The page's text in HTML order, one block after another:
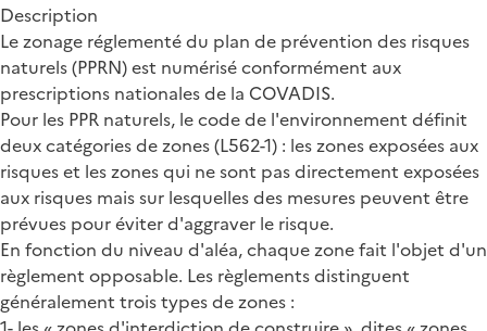
Description
Le zonage réglementé du plan de prévention des risques
naturels (PPRN) est numérisé conformément aux
prescriptions nationales de la COVADIS.
Pour les PPR naturels, le code de l'environnement définit
deux catégories de zones (L562-1) : les zones exposées aux
risques et les zones qui ne sont pas directement exposées
aux risques mais sur lesquelles des mesures peuvent être
prévues pour éviter d'aggraver le risque.
En fonction du niveau d'aléa, chaque zone fait l'objet d'un
règlement opposable. Les règlements distinguent
généralement trois types de zones :